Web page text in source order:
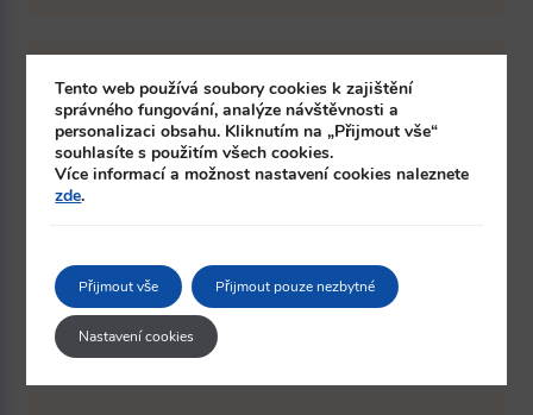
Dodání v rámci České
Zajistíme doručení zlata do jakéhokoli města v
České republice. Naši logističtípartneři garantují
ochranu před poškozením a 100% pojištění.
Tento web používá soubory cookies k zajištění
správného fungování, analýze návštěvnosti a
personalizaci obsahu. Kliknutím na „Přijmout vše“
souhlasíte s použitím všech cookies.
Více informací a možnost nastavení cookies naleznete
zde.
Přijmout vše Přijmout pouze nezbytné
Nastavení cookies